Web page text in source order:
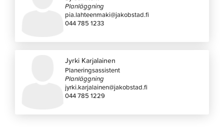
Planläggning
pia.lahteenmaki@jakobstad.fi
044 785 1233
Jyrki Karjalainen
Planeringsassistent
Planläggning
jyrki.karjalainen@jakobstad.fi
044 785 1229